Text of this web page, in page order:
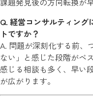
Q. 経営コンサルティン
トですか？
A. 問題が深刻化する前、
ない」と感じた段階がベ
感じる相談も多く、早い
が広がります。